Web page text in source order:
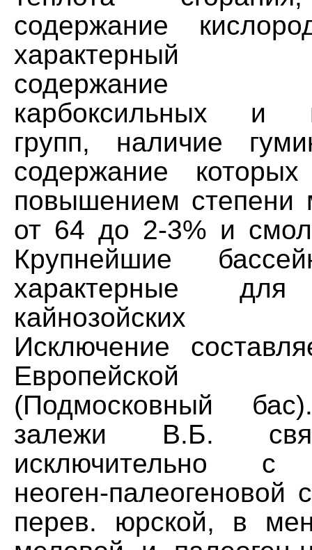
содержание
характерный
содержание
карбоксильных и
групп, наличие
содержание
повышением степени
от 64 до 2-3% и
Крупнейшие
характерные для
кайнозойских
Исключение
Европейской
(Подмосковный
залежи В.Б.
исключительно с
неоген-палеогеновой
перев. юрской, в